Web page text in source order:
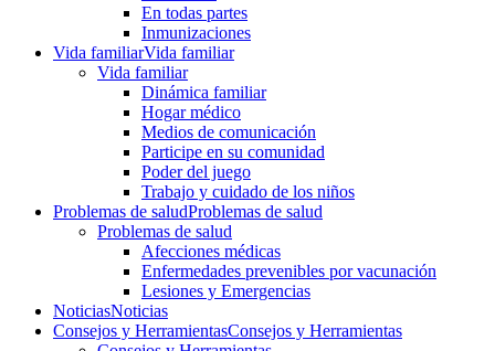
En todas partes
Inmunizaciones
Vida familiarVida familiar
Vida familiar
Dinámica familiar
Hogar médico
Medios de comunicación
Participe en su comunidad
Poder del juego
Trabajo y cuidado de los niños
Problemas de saludProblemas de salud
Problemas de salud
Afecciones médicas
Enfermedades prevenibles por vacunación
Lesiones y Emergencias
NoticiasNoticias
Consejos y HerramientasConsejos y Herramientas